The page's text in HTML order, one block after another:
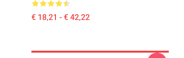
€ 18,21 - € 42,22